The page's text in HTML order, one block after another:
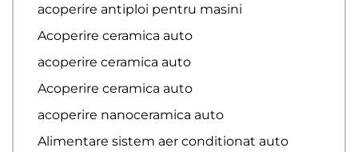
acoperire antiploi pentru masini
Acoperire ceramica auto
acoperire ceramica auto
Acoperire ceramica auto
acoperire nanoceramica auto
Alimentare sistem aer conditionat auto